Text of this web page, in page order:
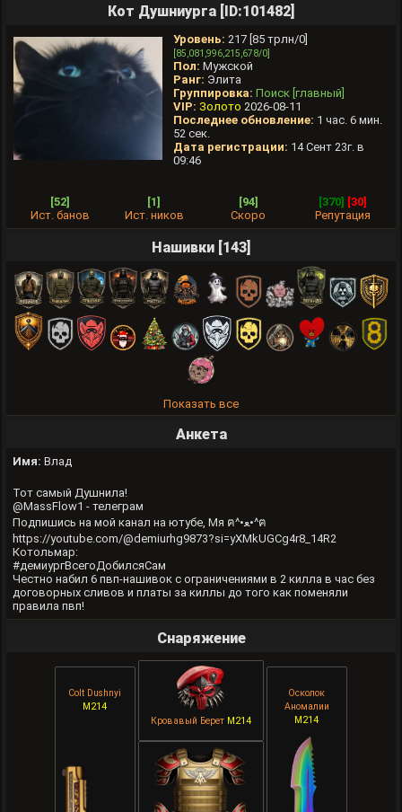
Кот Душниурга [ID:101482]
Уровень: 217 [85 трлн/0]
[85,081,996,215,678/0]
Пол: Мужской
Ранг: Элита
Группировка: Поиск [главный]
VIP: Золото 2026-08-11
Последнее обновление: 1 час. 6 мин.
52 сек.
Дата регистрации: 14 Сент 23г. в
09:46
[52]
Ист. банов
[1]
Ист. ников
[94]
Скоро
[370] [30]
Репутация
Нашивки [143]
Показать все
Анкета
Имя: Влад
Тот самый Душнила!
@MassFlow1 - телеграм
Подпишись на мой канал на ютубе, Мя ฅ^•ﻌ•^ฅ
https://youtube.com/@demiurhg9873?si=yXMkUGCg4r8_14R2
Котольмар:
#демиургВсегоДобилсяСам
Честно набил 6 пвп-нашивок с ограничениями в 2 килла в час без
договорных сливов и платы за киллы до того как поменяли
правила пвп!
Снаряжение
Colt Dushnyi
M214
Кровавый Берет M214
Осколок
Аномалии
M214